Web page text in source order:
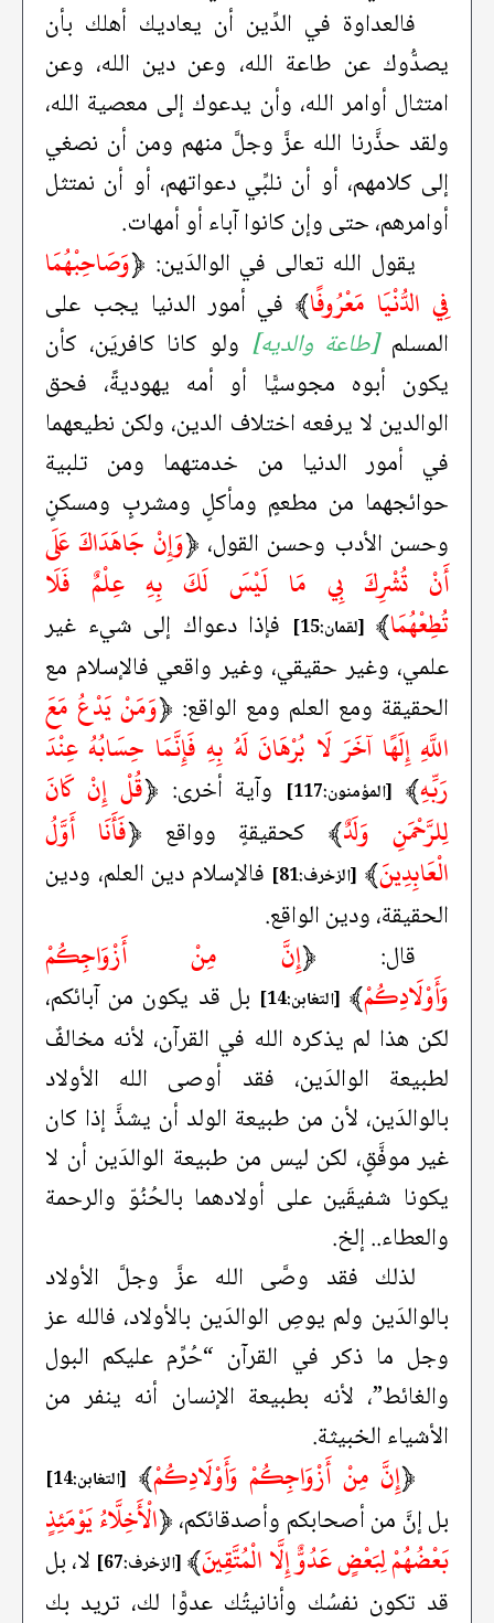
فالعداوة في الدِّين أن يعاديك أهلك بأن
يصدُّوك عن طاعة الله، وعن دين الله، وعن
امتثال أوامر الله، وأن يدعوك إلى معصية الله،
ولقد حذَّرنا الله عزَّ وجلَّ منهم ومن أن نصغي
إلى كلامهم، أو أن نلبِّي دعواتهم، أو أن نمتثل
أوامرهم، حتى وإن كانوا آباء أو أمهات.
يقول الله تعالى في الوالدَين: ﴿وَصَاحِبْهُمَا
فِي الدُّنْيَا مَعْرُوفًا﴾في أمور الدنيا يجب على
المسلم[طاعة والديه] ولو كانا كافريَن، كأن
يكون أبوه مجوسيًّا أو أمه يهوديةً، فحق
الوالدين لا يرفعه اختلاف الدين، ولكن نطيعهما
في أمور الدنيا من خدمتهما ومن تلبية
حوائجهما من مطعمٍ ومأكلٍ ومشربٍ ومسكنٍ
وحسن الأدب وحسن القول، ﴿وَإِنْ جَاهَدَاكَ عَلَى
أَنْ تُشْرِكَ بِي مَا لَيْسَ لَكَ بِهِ عِلْمٌ فَلَا
تُطِعْهُمَا﴾ [لقمان:15]
فإذا دعواك إلى شيء غير
علمي، وغير حقيقي، وغير واقعي فالإسلام مع
الحقيقة ومع العلم ومع الواقع: ﴿وَمَنْ يَدْعُ مَعَ
اللَّهِ إِلَهًا آخَرَ لَا بُرْهَانَ لَهُ بِهِ فَإِنَّمَا حِسَابُهُ عِنْدَ
رَبِّهِ﴾ [المؤمنون:117] وآية أخرى: ﴿قُلْ إِنْ كَانَ
لِلرَّحْمَنِ وَلَدٌ﴾كحقيقةٍ وواقع ﴿فَأَنَا أَوَّلُ
الْعَابِدِينَ﴾ [الزخرف:81]
فالإسلام دين العلم، ودين
الحقيقة، ودين الواقع.
قال: ﴿إِنَّ مِنْ أَزْوَاجِكُمْ
وَأَوْلَادِكُمْ﴾ [التغابن:14]
بل قد يكون من آبائكم،
لكن هذا لم يذكره الله في القرآن، لأنه مخالفٌ
لطبيعة الوالدَين، فقد أوصى الله الأولاد
بالوالدَين، لأن من طبيعة الولد أن يشذَّ إذا كان
غير موفَّقٍ، لكن ليس من طبيعة الوالدَين أن لا
يكونا شفيقَين على أولادهما بالحُنُوّ والرحمة
والعطاء.. إلخ.
لذلك فقد وصَّى الله عزَّ وجلَّ الأولاد
بالوالدَين ولم يوصِ الوالدَين بالأولاد، فالله عز
وجل ما ذكر في القرآن “حُرِّم عليكم البول
والغائط”، لأنه بطبيعة الإنسان أنه ينفر من
الأشياء الخبيثة.
﴿إِنَّ مِنْ أَزْوَاجِكُمْ وَأَوْلَادِكُمْ﴾ [التغابن:14]
بل إنَّ من أصحابكم وأصدقائكم،﴿الْأَخِلَّاءُ يَوْمَئِذٍ
بَعْضُهُمْ لِبَعْضٍ عَدُوٌّ إِلَّا الْمُتَّقِينَ﴾ [الزخرف:67]
لا، بل
قد تكون نفسُك وأنانيتُك عدوًّا لك، تريد بك